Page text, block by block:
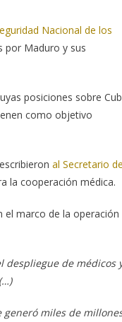
Nacional de los
por Maduro y sus
posiciones sobre
como objetivo
al Secretario
la cooperación médica.
el marco de la operación
despliegue de médicos
generó miles de